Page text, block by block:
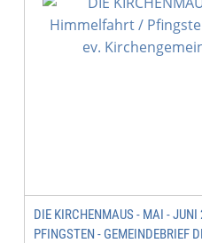
DIE KIRCHENMAUS - MAI -
PFINGSTEN - GEMEINDEBRIEF